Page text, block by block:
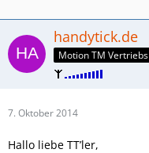
handytick.de
7. Oktober 2014
Hallo liebe TT’ler,